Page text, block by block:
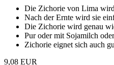
Die Zichorie von Lima wird
Nach der Ernte wird sie
Die Zichorie wird genau
Pur oder mit Sojamilch
Zichorie eignet sich auch
9,08 EUR